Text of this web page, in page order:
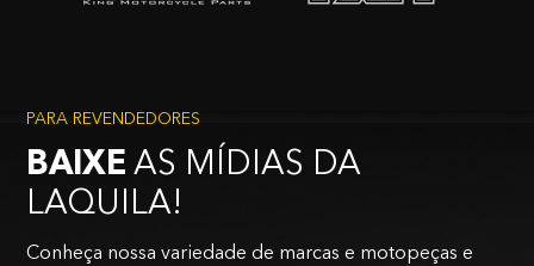
PARA REVENDEDORES
BAIXE AS MÍDIAS DA
LAQUILA!
Conheça nossa variedade de marcas e motopeças e